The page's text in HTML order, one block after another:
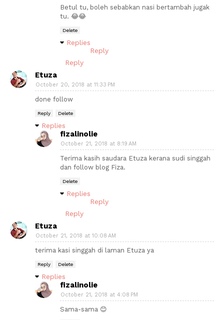
Betul tu, boleh sebabkan nasi bertambah jugak
tu. 😂😂
Delete
Replies
Reply
Reply
Etuza
October 20, 2018 at 11:33 PM
done follow
Reply Delete
Replies
fizalinolie
October 21, 2018 at 8:19 AM
Terima kasih saudara Etuza kerana sudi singgah
dan follow blog Fiza.
Delete
Replies
Reply
Reply
Etuza
October 21, 2018 at 10:08 AM
terima kasi singgah di laman Etuza ya
Reply Delete
Replies
fizalinolie
October 21, 2018 at 4:08 PM
Sama-sama 😊